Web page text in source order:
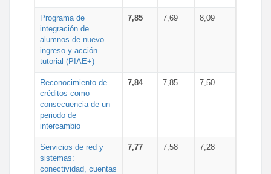
Programa de
integración de
alumnos de nuevo
ingreso y acción
tutorial (PIAE+)
7,85 7,69 8,09
Reconocimiento de
créditos como
consecuencia de un
periodo de
intercambio
7,84 7,85 7,50
Servicios de red y
sistemas:
conectividad, cuentas
7,77 7,58 7,28